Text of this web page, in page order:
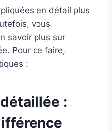
en détail plus
vous
savoir plus sur
Pour ce faire,
:
: